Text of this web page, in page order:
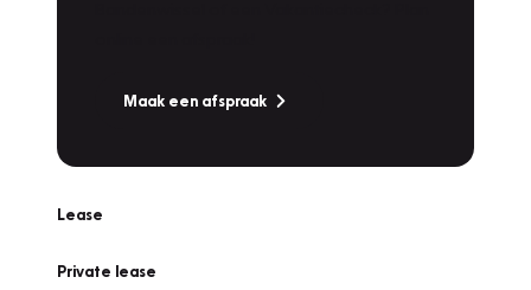
Maak een afspraak
Lease
Private lease